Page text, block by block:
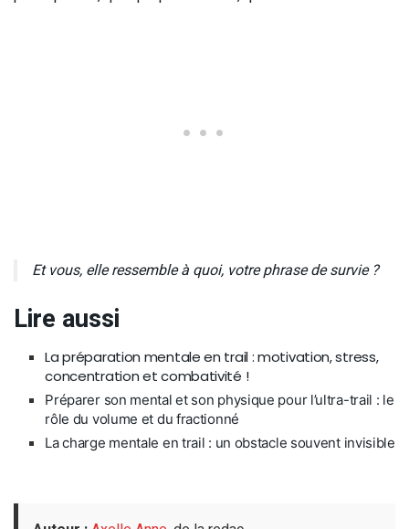
Et vous, elle ressemble à quoi, votre phrase de survie ?
Lire aussi
La préparation mentale en trail : motivation, stress,
concentration et combativité !
Préparer son mental et son physique pour l’ultra-trail : le
rôle du volume et du fractionné
La charge mentale en trail : un obstacle souvent invisible